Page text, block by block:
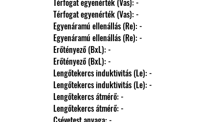
                Térfogat egyenérték (Vas): -
                Térfogat egyenérték (Vas): -
                Egyenáramú ellenállás (Re): -
                Egyenáramú ellenállás (Re): -
                Erőtényező (BxL): -
                Erőtényező (BxL): -
                Lengőtekercs induktivitás (Le): -
                Lengőtekercs induktivitás (Le): -
                Lengőtekercs átmérő: -
                Lengőtekercs átmérő: -